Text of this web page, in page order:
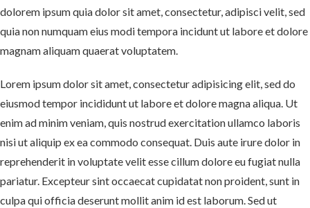
dolorem ipsum quia dolor sit amet, consectetur, adipisci velit, sed
quia non numquam eius modi tempora incidunt ut labore et dolore
magnam aliquam quaerat voluptatem.
Lorem ipsum dolor sit amet, consectetur adipisicing elit, sed do
eiusmod tempor incididunt ut labore et dolore magna aliqua. Ut
enim ad minim veniam, quis nostrud exercitation ullamco laboris
nisi ut aliquip ex ea commodo consequat. Duis aute irure dolor in
reprehenderit in voluptate velit esse cillum dolore eu fugiat nulla
pariatur. Excepteur sint occaecat cupidatat non proident, sunt in
culpa qui officia deserunt mollit anim id est laborum. Sed ut